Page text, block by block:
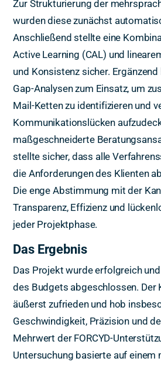
Zur Strukturierung der
wurden diese zunächst
Anschließend stellte eine
Active Learning (CAL) und
und Konsistenz sicher.
Gap-Analysen zum Einsatz, um
Mail-Ketten zu identifizieren und
Kommunikationslücken
maßgeschneiderte
stellte sicher, dass alle
die Anforderungen des Klienten
Die enge Abstimmung mit der
Transparenz, Effizienz und
jeder Projektphase.
Das Ergebnis
Das Projekt wurde erfolgreich
des Budgets abgeschlossen. Der
äußerst zufrieden und hob
Geschwindigkeit, Präzision und
Mehrwert der FORCYD-
Untersuchung basierte auf einem